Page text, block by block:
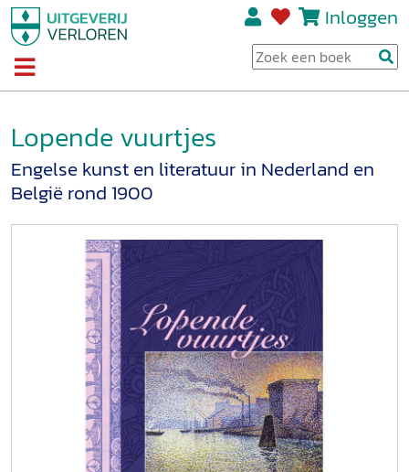
Inloggen
Lopende vuurtjes
Engelse kunst en literatuur in Nederland en
België rond 1900